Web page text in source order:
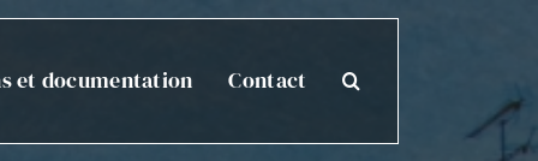
et documentation Contact